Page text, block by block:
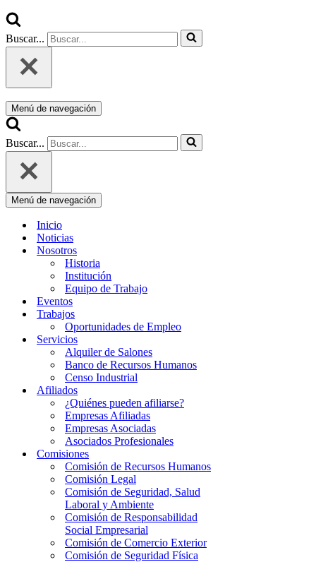
Buscar...
Menú de navegación
Buscar...
Menú de navegación
Inicio
Noticias
Nosotros
Historia
Institución
Equipo de Trabajo
Eventos
Trabajos
Oportunidades de Empleo
Servicios
Alquiler de Salones
Banco de Recursos Humanos
Censo Industrial
Afiliados
¿Quiénes pueden afiliarse?
Empresas Afiliadas
Empresas Asociadas
Asociados Profesionales
Comisiones
Comisión de Recursos Humanos
Comisión Legal
Comisión de Seguridad, Salud
Laboral y Ambiente
Comisión de Responsabilidad
Social Empresarial
Comisión de Comercio Exterior
Comisión de Seguridad Física